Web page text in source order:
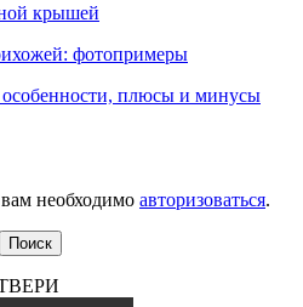
крышей
фотопримеры
плюсы и минусы
необходимо авторизоваться.